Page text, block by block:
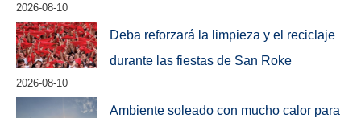
2026-08-10
Deba reforzará la limpieza y el reciclaje
durante las fiestas de San Roke
2026-08-10
Ambiente soleado con mucho calor para